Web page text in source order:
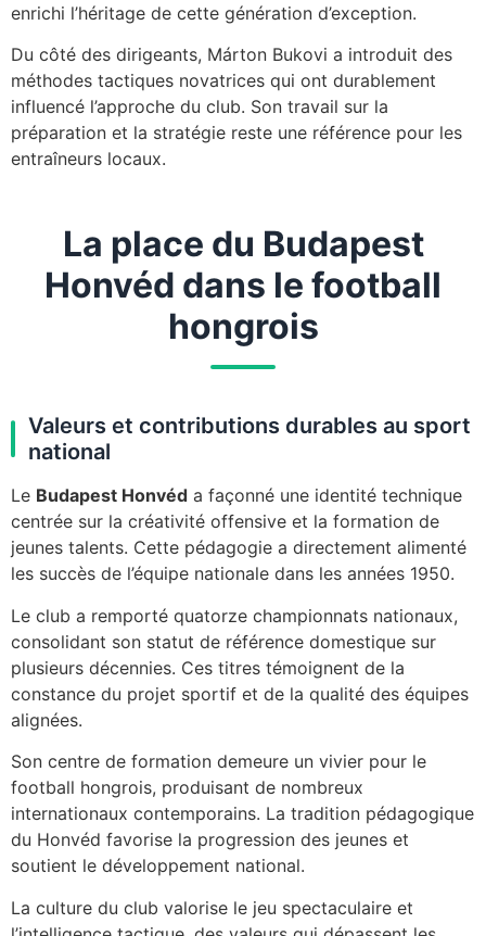
enrichi l’héritage de cette génération d’exception.
Du côté des dirigeants, Márton Bukovi a introduit des
méthodes tactiques novatrices qui ont durablement
influencé l’approche du club. Son travail sur la
préparation et la stratégie reste une référence pour les
entraîneurs locaux.
La place du Budapest
Honvéd dans le football
hongrois
Valeurs et contributions durables au sport
national
Le Budapest Honvéd a façonné une identité technique
centrée sur la créativité offensive et la formation de
jeunes talents. Cette pédagogie a directement alimenté
les succès de l’équipe nationale dans les années 1950.
Le club a remporté quatorze championnats nationaux,
consolidant son statut de référence domestique sur
plusieurs décennies. Ces titres témoignent de la
constance du projet sportif et de la qualité des équipes
alignées.
Son centre de formation demeure un vivier pour le
football hongrois, produisant de nombreux
internationaux contemporains. La tradition pédagogique
du Honvéd favorise la progression des jeunes et
soutient le développement national.
La culture du club valorise le jeu spectaculaire et